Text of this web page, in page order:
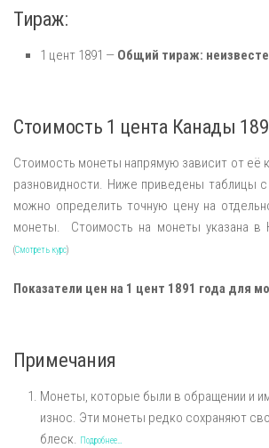
Тираж:
1 цент 1891 — Общий тираж:
Стоимость 1 цента Канады
Стоимость монеты напрямую зависит от её
разновидности. Ниже приведены таблицы
можно определить точную цену на
монеты. Стоимость на монеты указана в
(Смотреть курс)
Показатели цен на 1 цент 1891 года для
Примечания
Монеты, которые были в обращении и
износ. Эти монеты редко сохраняют
блеск. Подробнее…